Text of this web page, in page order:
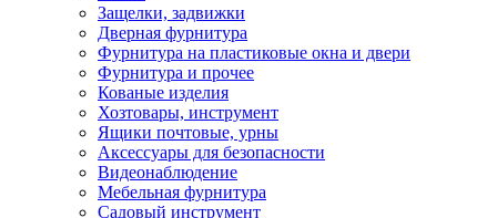
Защелки, задвижки
Дверная фурнитура
Фурнитура на пластиковые окна и двери
Фурнитура и прочее
Кованые изделия
Хозтовары, инструмент
Ящики почтовые, урны
Аксессуары для безопасности
Видеонаблюдение
Мебельная фурнитура
Садовый инструмент